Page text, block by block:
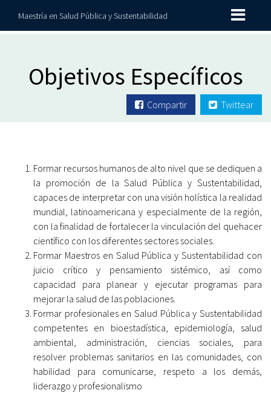
Maestría en Salud Pública y Sustentabilidad
Objetivos Específicos
Compartir Twittear
Formar recursos humanos de alto nivel que se dediquen a
la promoción de la Salud Pública y Sustentabilidad,
capaces de interpretar con una visión holística la realidad
mundial, latinoamericana y especialmente de la región,
con la finalidad de fortalecer la vinculación del quehacer
científico con los diferentes sectores sociales.
Formar Maestros en Salud Pública y Sustentabilidad con
juicio crítico y pensamiento sistémico, así como
capacidad para planear y ejecutar programas para
mejorar la salud de las poblaciones.
Formar profesionales en Salud Pública y Sustentabilidad
competentes en bioestadística, epidemiología, salud
ambiental, administración, ciencias sociales, para
resolver problemas sanitarios en las comunidades, con
habilidad para comunicarse, respeto a los demás,
liderazgo y profesionalismo